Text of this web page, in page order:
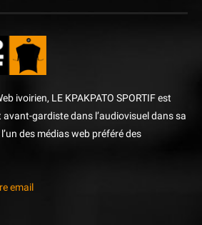
ivoirien, LE KPAKPATO SPORTIF est
gardiste dans l’audiovisuel dans sa
des médias web préféré des
email